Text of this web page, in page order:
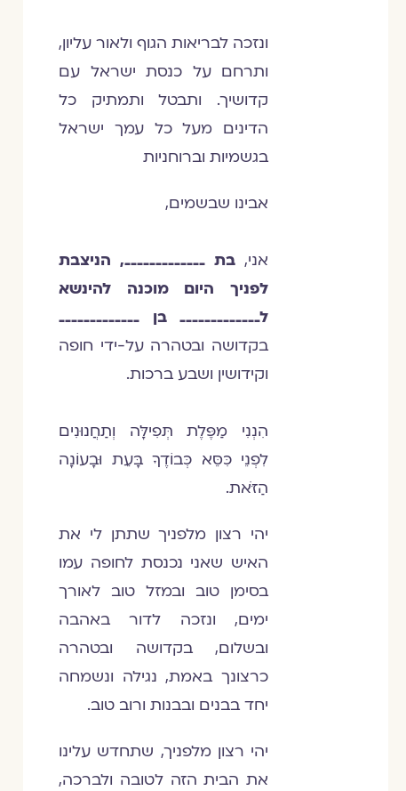
ונזכה לבריאות הגוף ולאור עליון,
ותרחם על כנסת ישראל עם
קדושיך. ותבטל ותמתיק כל
הדינים מעל כל עמך ישראל
בגשמיות וברוחניות
אבינו שבשמים,
אני, בת _____________, הניצבת
לפניך היום מוכנה להינשא
ל_____________בן _____________
בקדושה ובטהרה על-ידי חופה
וקידושין ושבע ברכות.
הִנְנִי מַפֶּלֶת תְּפִילָּה וְתַחֲנוּנִים
לִפְנֵי כִּסֵּא כְּבוֹדֶךָ בָּעֵת וּבָעוֹנָה
הַזֹּאת.
יהי רצון מלפניך שתתן לי את
האיש שאני נכנסת לחופה עמו
בסימן טוב ובמזל טוב לאורך
ימים, ונזכה לדור באהבה
ובשלום, בקדושה ובטהרה
כרצונך באמת, נגילה ונשמחה
יחד בבנים ובבנות ורוב טוב.
יהי רצון מלפניך, שתחדש עלינו
את הבית הזה לטובה ולברכה,